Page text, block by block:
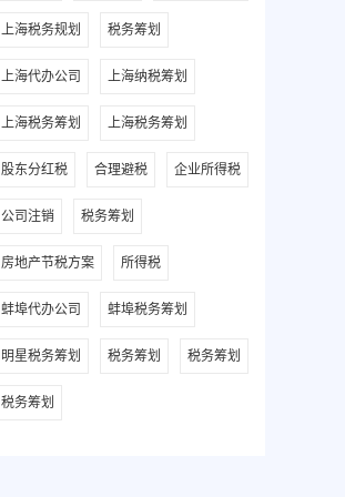
上海税务规划 税务筹划
上海代办公司 上海纳税筹划
上海税务筹划 上海税务筹划
股东分红税 合理避税 企业所得税
公司注销 税务筹划
房地产节税方案 所得税
蚌埠代办公司 蚌埠税务筹划
明星税务筹划 税务筹划 税务筹划
税务筹划